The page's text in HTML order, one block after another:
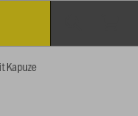
Kapuze